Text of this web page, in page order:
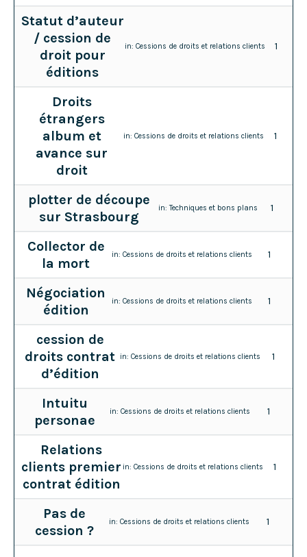
Statut d’auteur
/ cession de
droit pour
éditions
in:Cessions de droits et relations clients 1
Droits
étrangers
album et
avance sur
droit
in:Cessions de droits et relations clients 1
plotter de découpe
sur Strasbourg
in:Techniques et bons plans 1
Collector de
la mort
in:Cessions de droits et relations clients 1
Négociation
édition
in:Cessions de droits et relations clients 1
cession de
droits contrat
d’édition
in:Cessions de droits et relations clients 1
Intuitu
personae
in:Cessions de droits et relations clients 1
Relations
clients premier
contrat édition
in:Cessions de droits et relations clients 1
Pas de
cession ?
in:Cessions de droits et relations clients 1